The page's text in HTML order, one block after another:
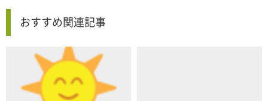
おすすめ関連記事